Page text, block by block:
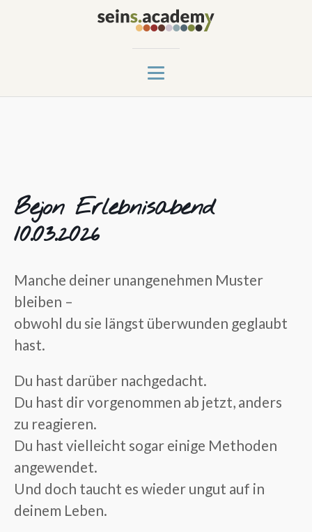
Bejon Erlebnisabend
10.03.2026
Manche deiner unangenehmen Muster
bleiben –
obwohl du sie längst überwunden geglaubt
hast.
Du hast darüber nachgedacht.
Du hast dir vorgenommen ab jetzt, anders
zu reagieren.
Du hast vielleicht sogar einige Methoden
angewendet.
Und doch taucht es wieder ungut auf in
deinem Leben.